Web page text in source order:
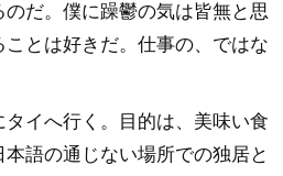
だ。僕に躁鬱の気は皆無と思
とは好きだ。仕事の、ではな
イへ行く。目的は、美味い食
語の通じない場所での独居と